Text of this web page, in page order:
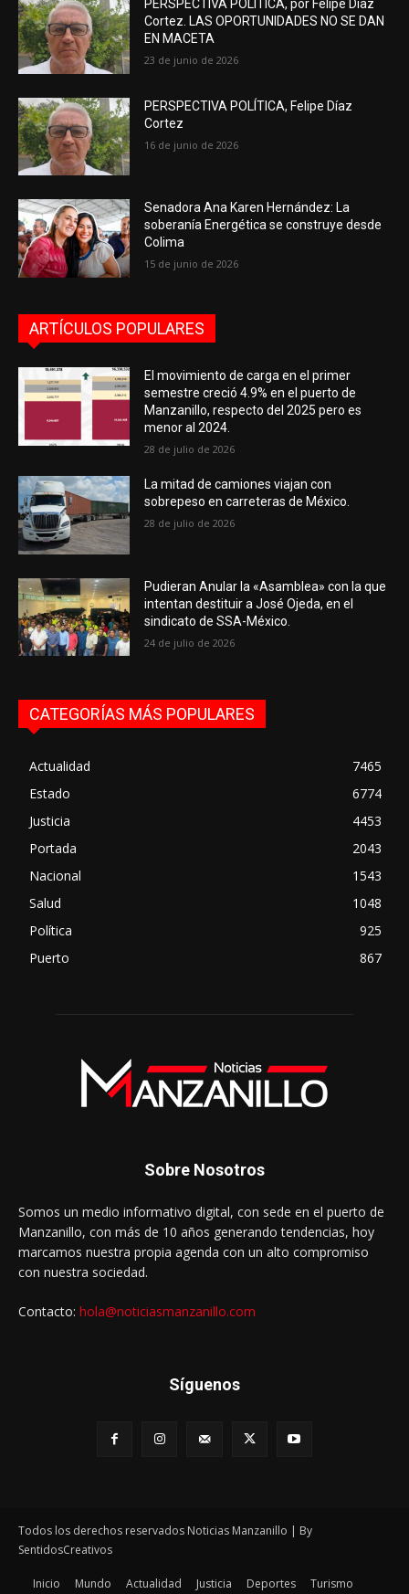
PERSPECTIVA POLÍTICA, por Felipe Díaz
Cortez. LAS OPORTUNIDADES NO SE DAN
EN MACETA
23 de junio de 2026
PERSPECTIVA POLÍTICA, Felipe Díaz
Cortez
16 de junio de 2026
Senadora Ana Karen Hernández: La
soberanía Energética se construye desde
Colima
15 de junio de 2026
ARTÍCULOS POPULARES
El movimiento de carga en el primer
semestre creció 4.9% en el puerto de
Manzanillo, respecto del 2025 pero es
menor al 2024.
28 de julio de 2026
La mitad de camiones viajan con
sobrepeso en carreteras de México.
28 de julio de 2026
Pudieran Anular la «Asamblea» con la que
intentan destituir a José Ojeda, en el
sindicato de SSA-México.
24 de julio de 2026
CATEGORÍAS MÁS POPULARES
Actualidad
7465
Estado
6774
Justicia
4453
Portada
2043
Nacional
1543
Salud
1048
Política
925
Puerto
867
Sobre Nosotros
Somos un medio informativo digital, con sede en el puerto de
Manzanillo, con más de 10 años generando tendencias, hoy
marcamos nuestra propia agenda con un alto compromiso
con nuestra sociedad.
Contacto: hola@noticiasmanzanillo.com
Síguenos
Todos los derechos reservados Noticias Manzanillo | By
SentidosCreativos
Inicio Mundo Actualidad Justicia Deportes Turismo